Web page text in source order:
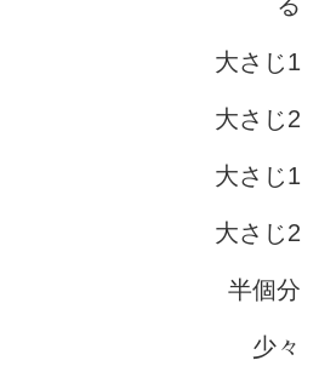
る
大さじ1
大さじ2
大さじ1
大さじ2
半個分
少々